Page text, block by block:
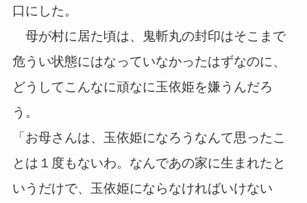
口にした。
母が村に居た頃は、鬼斬丸の封印はそこまで
危うい状態にはなっていなかったはずなのに、
どうしてこんなに頑なに玉依姫を嫌うんだろ
う。
「お母さんは、玉依姫になろうなんて思ったこ
とは１度もないわ。なんであの家に生まれたと
いうだけで、玉依姫にならなければいけない